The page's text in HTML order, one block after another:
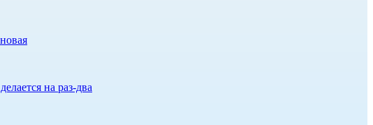
на раз-два